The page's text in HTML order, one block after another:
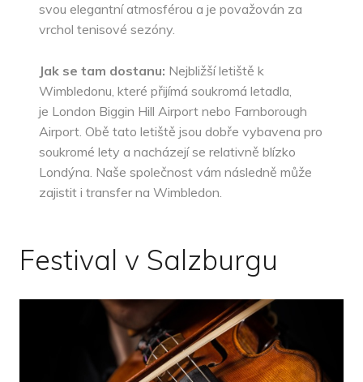
svou elegantní atmosférou a je považován za
vrchol tenisové sezóny.
Jak se tam dostanu: Nejbližší letiště k
Wimbledonu, které přijímá soukromá letadla,
je London Biggin Hill Airport nebo Farnborough
Airport. Obě tato letiště jsou dobře vybavena pro
soukromé lety a nacházejí se relativně blízko
Londýna. Naše společnost vám následně může
zajistit i transfer na Wimbledon.
Festival v Salzburgu